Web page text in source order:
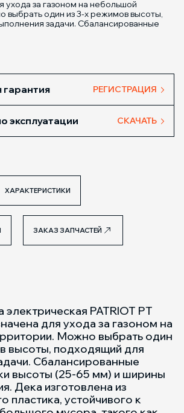
ухода за газоном на небольшой
выбрать один из 3-х режимов высоты,
задачи. Сбалансированные
РЕГИСТРАЦИЯ
эксплуатации СКАЧАТЬ
ХАРАКТЕРИСТИКИ
ЗАКАЗ ЗАПЧАСТЕЙ
электрическая PATRIOT PT
для ухода за газоном на
Можно выбрать один
высоты, подходящий для
Сбалансированные
высоты (25-65 мм) и ширины
Дека изготовлена из
пластика, устойчивого к